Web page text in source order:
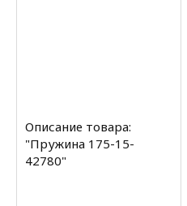
Описание товара:
"Пружина 175-15-
42780"